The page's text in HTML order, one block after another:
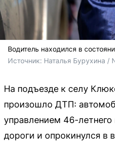
Водитель находился в
Источник: Наталья Бурухина /
На подъезде к селу
произошло ДТП:
управлением 46-
дороги и опрокинулся в